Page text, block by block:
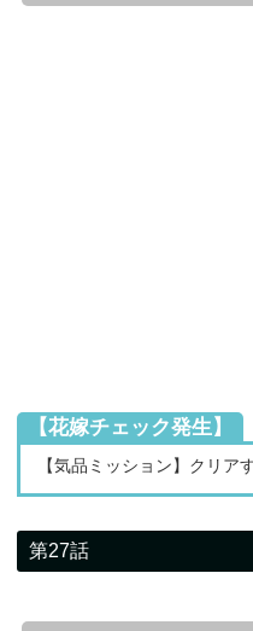
【花嫁チェック発生】
【気品ミッション】クリア
第27話